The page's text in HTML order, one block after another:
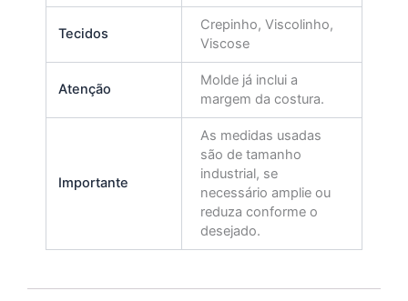
Tecidos
Crepinho, Viscolinho,
Viscose
Atenção
Molde já inclui a
margem da costura.
Importante
As medidas usadas
são de tamanho
industrial, se
necessário amplie ou
reduza conforme o
desejado.